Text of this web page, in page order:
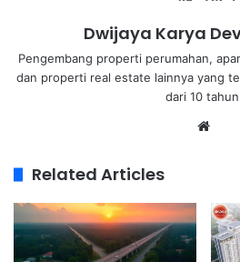
Dwijaya Karya
Pengembang properti perumahan,
dan properti real estate lainnya yang
dari 10
Related Articles